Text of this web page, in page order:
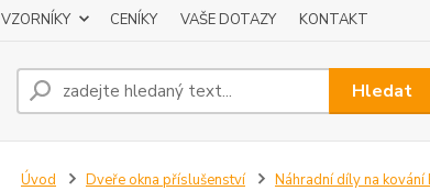
VZORNÍKY CENÍKY VAŠE DOTAZY KONTAKT
Hledat
Úvod Dveře okna příslušenství Náhradní díly na kování